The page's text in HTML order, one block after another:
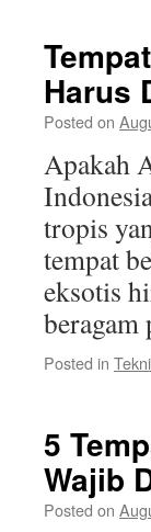
Harus
Posted on
Apakah
tropis
tempat
eksotis
Posted in
5
Wajib
Posted on